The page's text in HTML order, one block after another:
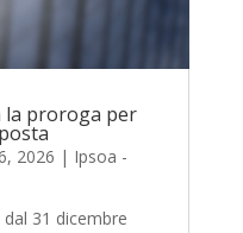
proroga per
2026 | Ipsoa -
31 dicembre